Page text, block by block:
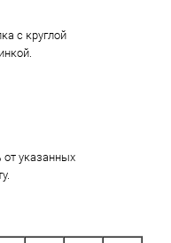
с круглой
от указанных